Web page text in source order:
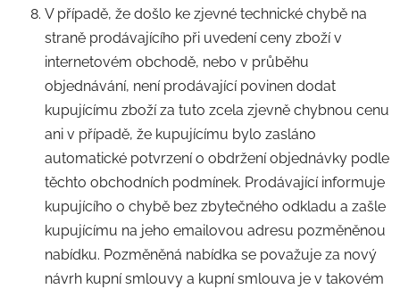
V případě, že došlo ke zjevné technické chybě na
straně prodávajícího při uvedení ceny zboží v
internetovém obchodě, nebo v průběhu
objednávání, není prodávající povinen dodat
kupujícímu zboží za tuto zcela zjevně chybnou cenu
ani v případě, že kupujícímu bylo zasláno
automatické potvrzení o obdržení objednávky podle
těchto obchodních podmínek. Prodávající informuje
kupujícího o chybě bez zbytečného odkladu a zašle
kupujícímu na jeho emailovou adresu pozměněnou
nabídku. Pozměněná nabídka se považuje za nový
návrh kupní smlouvy a kupní smlouva je v takovém